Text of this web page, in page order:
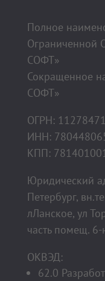
Полное
Ограниченной
СОФТ»
Сокращенное
СОФТ»
ОГРН:
ИНН:
КПП:
Юридический
Петербург,
лЛанское, ул
часть помещ.
ОКВЭД:
62.0